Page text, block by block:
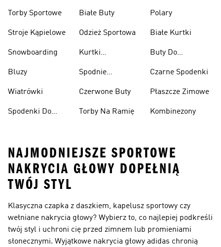
Torby Sportowe
Stroje Kąpielowe
Snowboarding
Bluzy
Wiatrówki
Spodenki Do
Białe Buty
Odzież Sportowa
Kurtki
Spodnie
Czerwone Buty
Torby Na Ramię
Polary
Białe Kurtki
Buty Do
Czarne Spodenki
Płaszcze Zimowe
Kombinezony
NAJMODNIEJSZE SPORTOWE
NAKRYCIA GŁOWY DOPEŁNIĄ
TWÓJ STYL
Klasyczna czapka z daszkiem, kapelusz sportowy czy
wełniane nakrycia głowy? Wybierz to, co najlepiej podkreśli
twój styl i uchroni cię przed zimnem lub promieniami
słonecznymi. Wyjątkowe nakrycia głowy adidas chronią